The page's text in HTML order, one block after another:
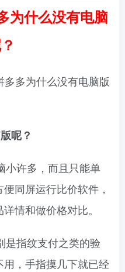
为什么没有电脑
呢？
小许多，而且只能单
同屏运行比价软件，
情和做价格对比。
是指纹支付之类的验
，手指摸几下就已经